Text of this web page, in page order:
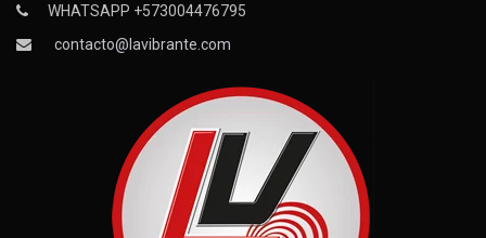
WHATSAPP +573004476795
contacto@lavibrante.com